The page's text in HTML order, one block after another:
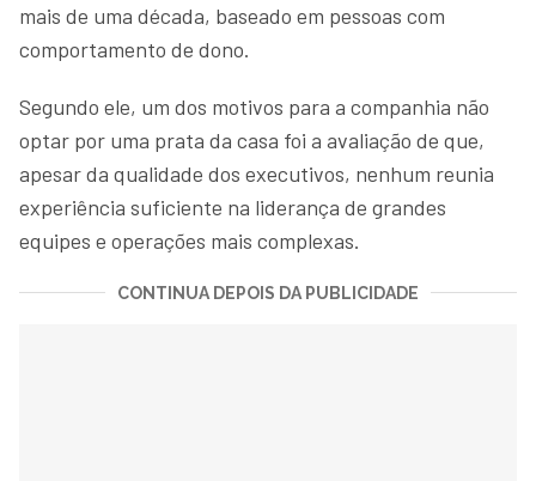
mais de uma década, baseado em pessoas com
comportamento de dono.
Segundo ele, um dos motivos para a companhia não
optar por uma prata da casa foi a avaliação de que,
apesar da qualidade dos executivos, nenhum reunia
experiência suficiente na liderança de grandes
equipes e operações mais complexas.
CONTINUA DEPOIS DA PUBLICIDADE